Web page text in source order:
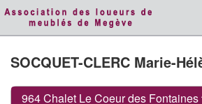
SOCQUET-CLERC Marie-
964 Chalet Le Coeur des Fontaines